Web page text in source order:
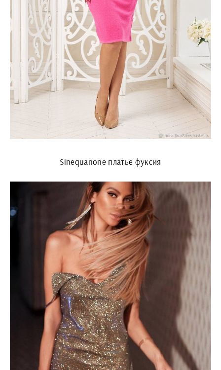
Sinequanone платье фуксия